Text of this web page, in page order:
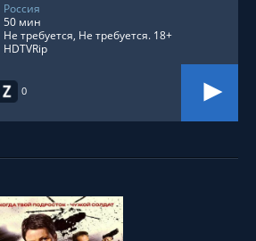
0
Россия
50 мин
Не требуется, Не требуется. 18+
HDTVRip